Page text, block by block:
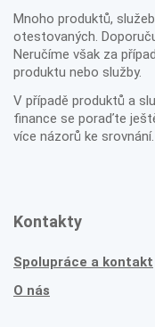
Mnoho produktů,
otestovaných.
Neručíme však za
produktu nebo služby.
V případě produktů a
finance se poraďte
více názorů ke srovnání.
Kontakty
Spolupráce a kontakt
O nás